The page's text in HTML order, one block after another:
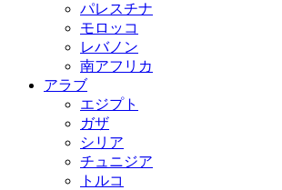
パレスチナ
モロッコ
レバノン
南アフリカ
アラブ
エジプト
ガザ
シリア
チュニジア
トルコ